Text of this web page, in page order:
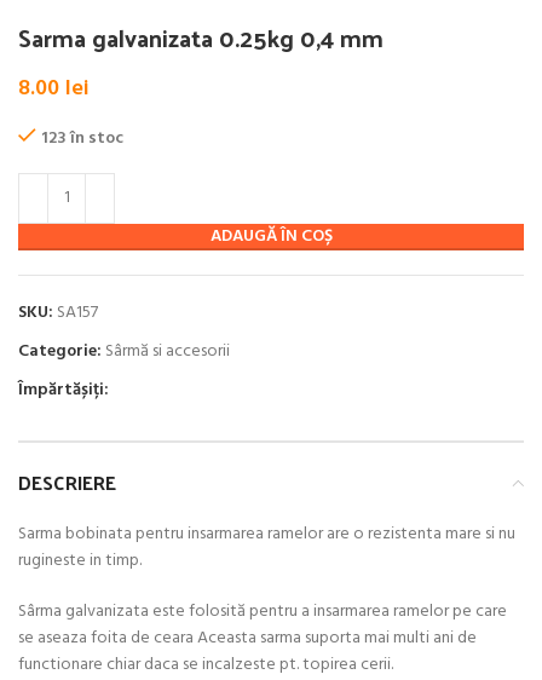
Sarma galvanizata 0.25kg 0,4 mm
8.00 lei
123 în stoc
ADAUGĂ ÎN COȘ
SKU: SA157
Categorie: Sârmă si accesorii
Împărtășiți:
DESCRIERE
Sarma bobinata pentru insarmarea ramelor are o rezistenta mare si nu
rugineste in timp.
Sârma galvanizata este folosită pentru a insarmarea ramelor pe care
se aseaza foita de ceara Aceasta sarma suporta mai multi ani de
functionare chiar daca se incalzeste pt. topirea cerii.